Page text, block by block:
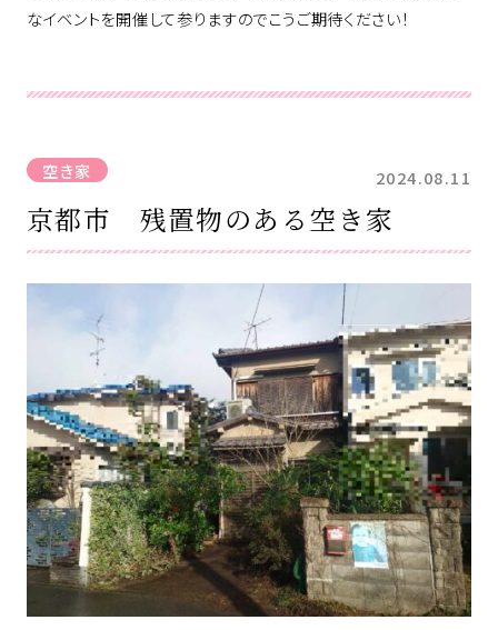
なイベントを開催して参りますのでこうご期待ください！
空き家 2024.08.11
京都市 残置物のある空き家